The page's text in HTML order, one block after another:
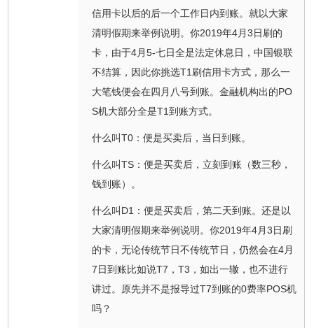
信用卡以后的后一个工作日内到账。就以大家
清明假期来举例说明。你2019年4月3日刷的
卡，由于4月5-七日全是法定休息日，中国银联
不结算，因此你挑选T1刷信用卡方式，那么一
大笔钱便会在四月八号到账。金融机构出的PO
S机大部分全是T1到账方式。
什么叫T0：便是买卖后，当日到账。
什么叫TS：便是买卖后，立刻到账（数三秒，
钱到账）。
什么叫D1：便是买卖后，第二天到账。还是以
大家清明假期来举例说明。你2019年4月3日刷
的卡，无论传统节日不传统节日，仍然会在4月
7日到账比如说T7，T3，如出一辙，也不进行
讲过。原先并不是报导过T7到账的0费率POS机
吗？